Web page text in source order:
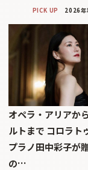
PICK UP 2026年
オペラ・アリアか
ルトまで コロラト
プラノ田中彩子が
の…